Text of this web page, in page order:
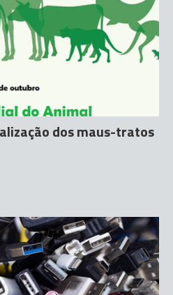
dos maus-tratos